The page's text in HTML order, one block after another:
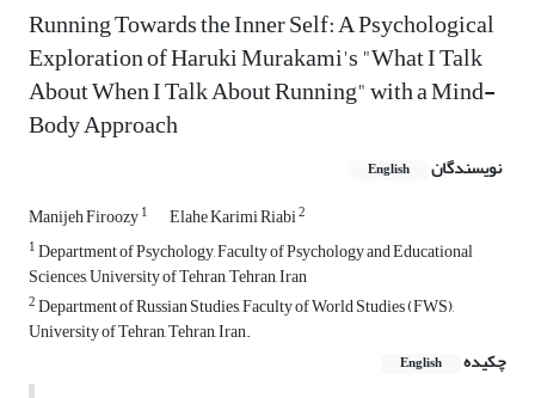
Running Towards the Inner Self: A Psychological
Exploration of Haruki Murakami's "What I Talk
About When I Talk About Running" with a Mind-
Body Approach
نویسندگان English
Manijeh Firoozy1 Elahe Karimi Riabi2
1Department of Psychology, Faculty of Psychology and Educational
Sciences, University of Tehran, Tehran, Iran
2Department of Russian Studies, Faculty of World Studies (FWS),
University of Tehran, Tehran, Iran.
چکیده
English